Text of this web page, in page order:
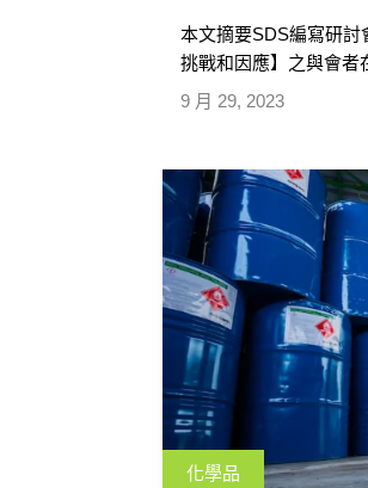
9 月 29, 2023
本文摘要SDS編寫研討
挑戰和因應】之與會者
各地區GHS規範及
化學品